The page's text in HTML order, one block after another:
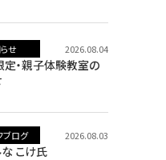
せ 2026.08.04
・親子体験教室の
ブログ 2026.08.03
こけ氏